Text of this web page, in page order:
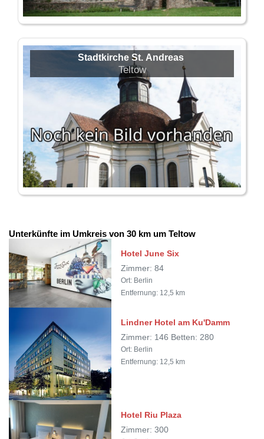
Stadtkirche St. Andreas
Teltow
Unterkünfte im Umkreis von 30 km um Teltow
Hotel June Six
Zimmer: 84
Ort: Berlin
Entfernung: 12,5 km
Lindner Hotel am Ku'Damm
Zimmer: 146 Betten: 280
Ort: Berlin
Entfernung: 12,5 km
Hotel Riu Plaza
Zimmer: 300